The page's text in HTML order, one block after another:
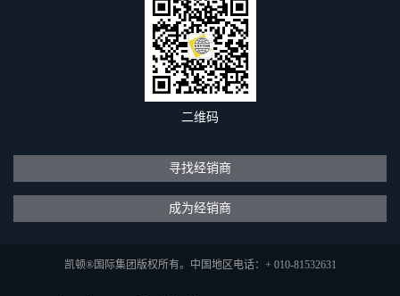
二维码
寻找经销商
成为经销商
凯顿®国际集团版权所有。中国地区电话：+ 010-81532631